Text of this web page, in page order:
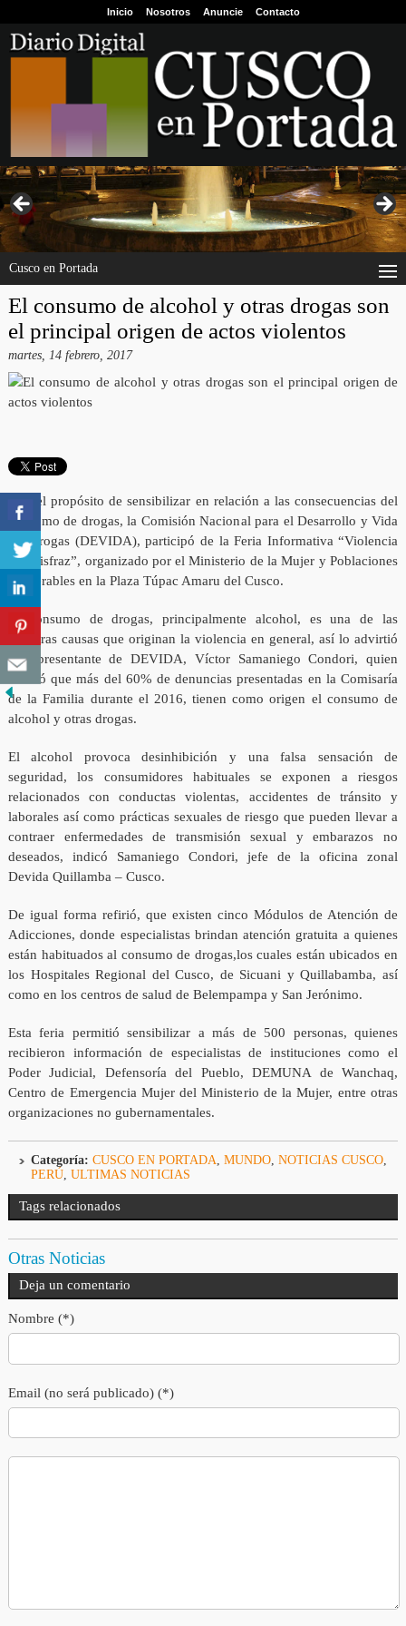
Inicio Nosotros Anuncie Contacto
Cusco en Portada
El consumo de alcohol y otras drogas son
el principal origen de actos violentos
martes, 14 febrero, 2017
Con el propósito de sensibilizar en relación a las consecuencias del
consumo de drogas, la Comisión Nacional para el Desarrollo y Vida
sin Drogas (DEVIDA), participó de la Feria Informativa “Violencia
Sin Disfraz”, organizado por el Ministerio de la Mujer y Poblaciones
Vulnerables en la Plaza Túpac Amaru del Cusco.
El consumo de drogas, principalmente alcohol, es una de las
primeras causas que originan la violencia en general, así lo advirtió
el representante de DEVIDA, Víctor Samaniego Condori, quien
detalló que más del 60% de denuncias presentadas en la Comisaría
de la Familia durante el 2016, tienen como origen el consumo de
alcohol y otras drogas.
El alcohol provoca desinhibición y una falsa sensación de
seguridad, los consumidores habituales se exponen a riesgos
relacionados con conductas violentas, accidentes de tránsito y
laborales así como prácticas sexuales de riesgo que pueden llevar a
contraer enfermedades de transmisión sexual y embarazos no
deseados, indicó Samaniego Condori, jefe de la oficina zonal
Devida Quillamba – Cusco.
De igual forma refirió, que existen cinco Módulos de Atención de
Adicciones, donde especialistas brindan atención gratuita a quienes
están habituados al consumo de drogas,los cuales están ubicados en
los Hospitales Regional del Cusco, de Sicuani y Quillabamba, así
como en los centros de salud de Belempampa y San Jerónimo.
Esta feria permitió sensibilizar a más de 500 personas, quienes
recibieron información de especialistas de instituciones como el
Poder Judicial, Defensoría del Pueblo, DEMUNA de Wanchaq,
Centro de Emergencia Mujer del Ministerio de la Mujer, entre otras
organizaciones no gubernamentales.
Categoría: CUSCO EN PORTADA, MUNDO, NOTICIAS CUSCO,
PERÚ, ULTIMAS NOTICIAS
Tags relacionados
Otras Noticias
Deja un comentario
Nombre (*)
Email (no será publicado) (*)